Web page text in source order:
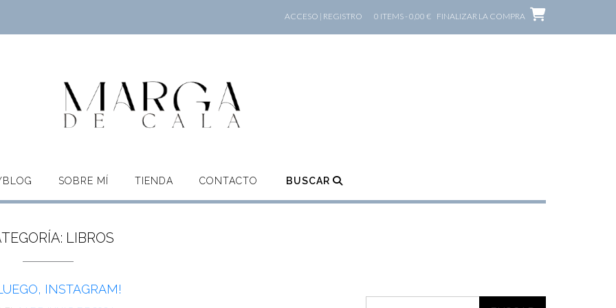
ACCESO | REGISTRO 0 ITEMS - 0,00 € FINALIZAR LA COMPRA
BLOG SOBRE MÍ TIENDA CONTACTO BUSCAR
LIBROS
INSTAGRAM!